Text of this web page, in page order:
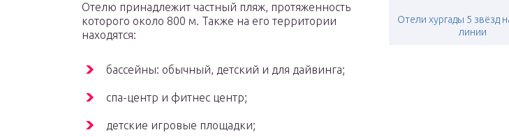
Отели хургады 5 звёзд
линии
Отелю принадлежит частный пляж, протяженность
которого около 800 м. Также на его территории
находятся:
бассейны: обычный, детский и для дайвинга;
спа-центр и фитнес центр;
детские игровые площадки;